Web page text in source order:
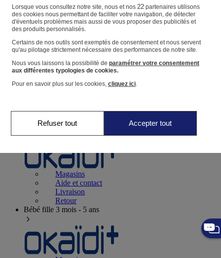
Magasin
Vos informations personnelles
Suivre une commande
Panier
Favoris
Naissance0-12 mois
Magasins
Aide et contact
Livraison
Retour
Bébé fille 3 mois - 5 ans
Lorsque vous consultez notre site, nous et nos 22partenaires utilisons
des cookies nous permettant de faciliter votre navigation, de détecter
d'éventuels problèmes mais aussi de vous proposer des publicités et
des produits personnalisés.
Certains de nos outils sont exemptés de consentement et nous servent
qu'au pilotage strictement nécessaire des performances de notre site.
Nous vous laissons la possibilité de paramétrer votre consentement
aux différentes typologies de cookies.
Pour en savoir plus sur les cookies, cliquez ici.
Refuser tout Accepter tout